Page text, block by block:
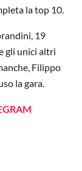
la top 10.
19
gli unici altri
Filippo
la gara.